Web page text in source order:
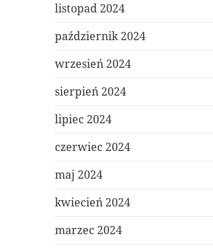
listopad 2024
październik 2024
wrzesień 2024
sierpień 2024
lipiec 2024
czerwiec 2024
maj 2024
kwiecień 2024
marzec 2024